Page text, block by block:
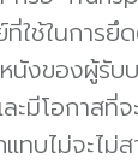
ใช้ในการยึ
งของผู้รับบ
มีโอกาสที่จ
ทบไม่จะไม่